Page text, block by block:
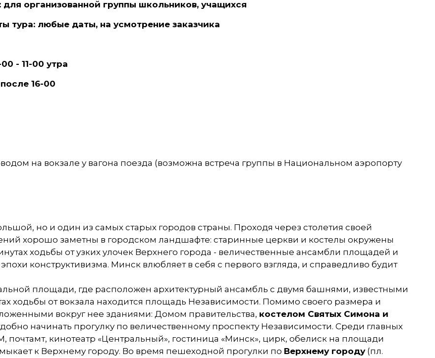
для организованной группы школьников, учащихся
тура: любые даты, на усмотрение заказчика
- 11-00 утра
16-00
на вокзале у вагона поезда (возможна встреча группы в Национальном аэропорту
но и один из самых старых городов страны. Проходя через столетия своей
хорошо заметны в городском ландшафте: старинные церкви и костелы окружены
ходьбы от узких улочек Верхнего города - величественные ансамбли площадей и
конструктивизма. Минск влюбляет в себя с первого взгляда, и справедливо будит
площади, где расположен архитектурный ансамбль с двумя башнями, известными
ходьбы от вокзала находится площадь Независимости. Помимо своего размера и
вокруг нее зданиями: Домом правительства, костелом Святых Симона и
начинать прогулку по величественному проспекту Независимости. Среди главных
почтамт, кинотеатр «Центральный», гостиница «Минск», цирк, обелиск на площади
к Верхнему городу. Во время пешеходной прогулки по Верхнему городу(пл.